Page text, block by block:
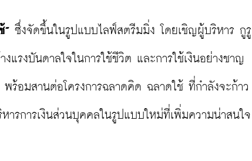
” ซึ่งจัดขึ้นในรูปแบบไลฟ์สตรีมมิ่ง โดยเชิญผู้บริหาร กูรู
แรงบันดาลใจในการใช้ชีวิต และการใช้เงินอย่างชาญ
ร้อมสานต่อโครงการฉลาดคิด ฉลาดใช้ ที่กำลังจะก้าว
ารการเงินส่วนบุคคลในรูปแบบใหม่ที่เพิ่มความน่าสนใจ